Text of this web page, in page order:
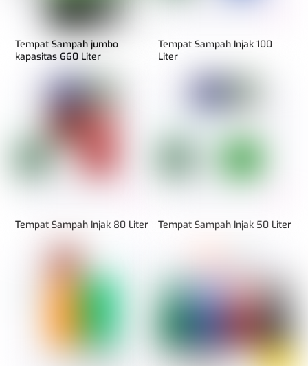
Tempat Sampah jumbo
kapasitas 660 Liter
Tempat Sampah Injak 100
Liter
Tempat Sampah Injak 80 Liter Tempat Sampah Injak 50 Liter